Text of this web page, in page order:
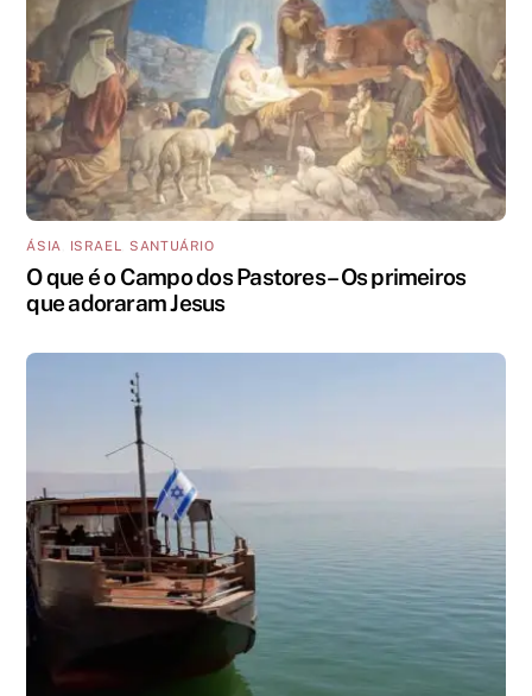
ÁSIA ISRAEL SANTUÁRIO
O que é o Campo dos Pastores – Os primeiros
que adoraram Jesus